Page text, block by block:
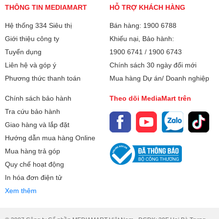
Công nghệ Quantum HDR+
Khung hình điện ảnh với độ tương phản sâu ấn
tượng
Mang lại trải nghiệm xem chuẩn điện ảnh, công nghệ HDR mới
giúp phân tính sâu khung hình để tinh chỉnh độ tương phản tối ưu,
thông minh:
Điều khiển tivi bằng
điện thoại:
Bằng ứng dụng SmartThings
Kết nối không dây
Trình chiếu đa màn hình MultiView
Kết nối TapView
Chiếu màn hình qua AirPlay 2
Chiếu màn hình Screen Mirroring
Kết nối Bàn phím,
chuột:
Tương tác thông
minh:
THÔNG TIN MEDIAMART
Hệ thống 334 Siêu thị
Giới thiệu công ty
Tuyển dụng
Liên hệ và góp ý
Phương thức thanh toán
HỖ TRỢ KHÁCH HÀNG
Bán hàng: 1900 6788
Khiếu nại, Bảo hành:
1900 6741 / 1900 6743
Chính sách 30 ngày đổi mới
Mua hàng Dự án/ Doanh nghiệp
Chính sách bảo hành
Tra cứu bảo hành
Giao hàng và lắp đặt
Hướng dẫn mua hàng Online
Mua hàng trả góp
Quy chế hoạt động
In hóa đơn điện tử
Xem thêm
Theo dõi MediaMart trên